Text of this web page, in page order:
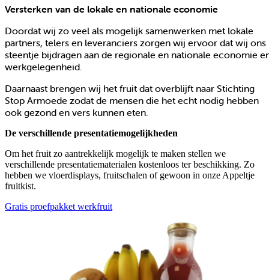
Versterken van de lokale en nationale economie
Doordat wij zo veel als mogelijk samenwerken met lokale
partners, telers en leveranciers zorgen wij ervoor dat wij ons
steentje bijdragen aan de regionale en nationale economie
werkgelegenheid.
Daarnaast brengen wij het fruit dat overblijft naar Stichting
Stop Armoede zodat de mensen die het echt nodig hebben
ook gezond en vers kunnen eten.
De verschillende presentatiemogelijkheden
Om het fruit zo aantrekkelijk mogelijk te maken stellen we
verschillende presentatiematerialen kostenloos ter beschikking. Zo
hebben we vloerdisplays, fruitschalen of gewoon in onze Appeltje
fruitkist.
Gratis proefpakket werkfruit